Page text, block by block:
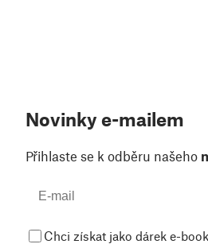
Novinky e-mailem
Přihlaste se k odběru našeho
Chci získat jako dárek e-